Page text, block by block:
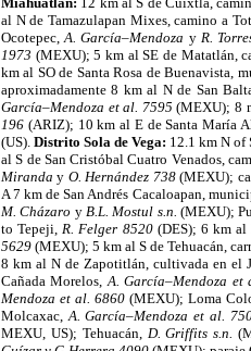
al N de Tamazulapan Mixes, camino a
Ocotepec,A. García–Mendoza y R.
1973 (MEXU); 5 km al SE de Matatlán,
km al SO de Santa Rosa de Buenavista,
aproximadamente 8 km al N de San
García–Mendoza et al. 7595(MEXU); 8
196 (ARIZ); 10 km al E de Santa María
(US).Distrito Sola de Vega: 12.1 km N of
al S de San Cristóbal Cuatro Venados,
Miranda y O. Hernández 738(MEXU);
A 7 km de San Andrés Cacaloapan,
M. Cházaro y B.L. Mostul s.n. (MEXU);
to Tepeji,R. Felger 8520 (DES); 6 km
5629(MEXU); 5 km al S de Tehuacán,
8 km al N de Zapotitlán, cultivada en el
Cañada Morelos,A. García–Mendoza et
Mendoza et al. 6860(MEXU); Loma
Molcaxac,A. García–Mendoza et al.
MEXU, US); Tehuacán, D. Griffits s.n.